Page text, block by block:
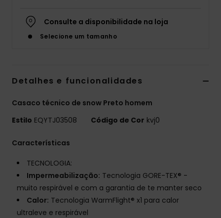
Consulte a disponibilidade na loja
Selecione um tamanho
Detalhes e funcionalidades
Casaco técnico de snow Preto homem
Estilo EQYTJ03508 Código de Cor kvj0
Características
TECNOLOGIA:
Impermeabilização: Tecnologia GORE-TEX® -
muito respirável e com a garantia de te manter seco
Calor: Tecnologia WarmFlight® x1 para calor
ultraleve e respirável